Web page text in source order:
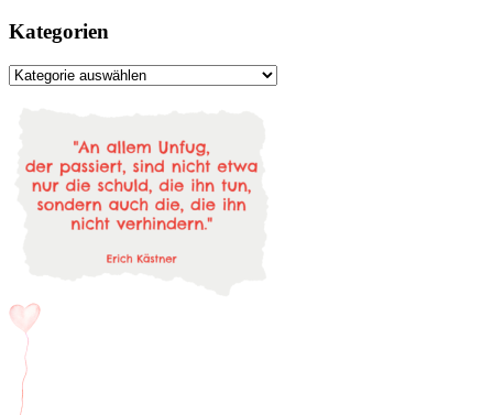
Kategorien
Kategorien